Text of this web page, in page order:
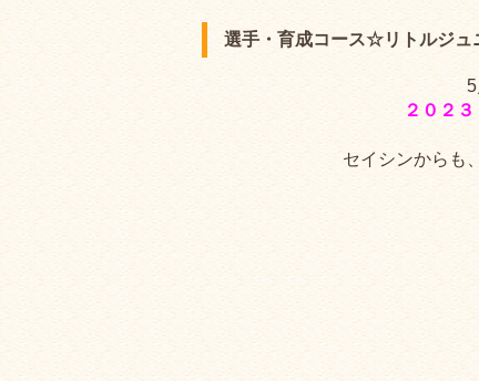
選手・育成コース☆リトルジュ
２０２３
セイシンからも